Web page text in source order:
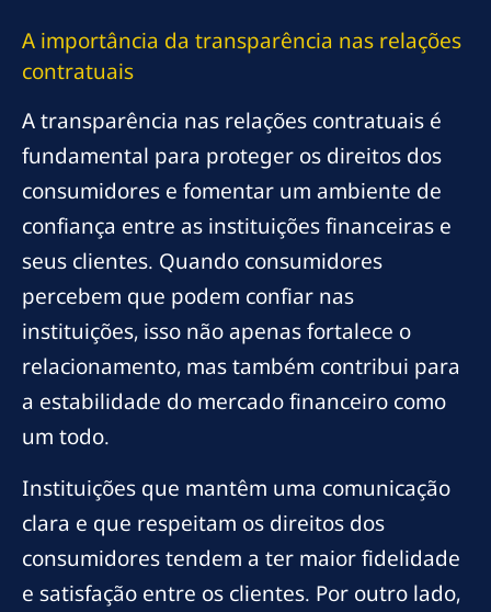
A importância da transparência nas relações
contratuais
A transparência nas relações contratuais é
fundamental para proteger os direitos dos
consumidores e fomentar um ambiente de
confiança entre as instituições financeiras e
seus clientes. Quando consumidores
percebem que podem confiar nas
instituições, isso não apenas fortalece o
relacionamento, mas também contribui para
a estabilidade do mercado financeiro como
um todo.
Instituições que mantêm uma comunicação
clara e que respeitam os direitos dos
consumidores tendem a ter maior fidelidade
e satisfação entre os clientes. Por outro lado,